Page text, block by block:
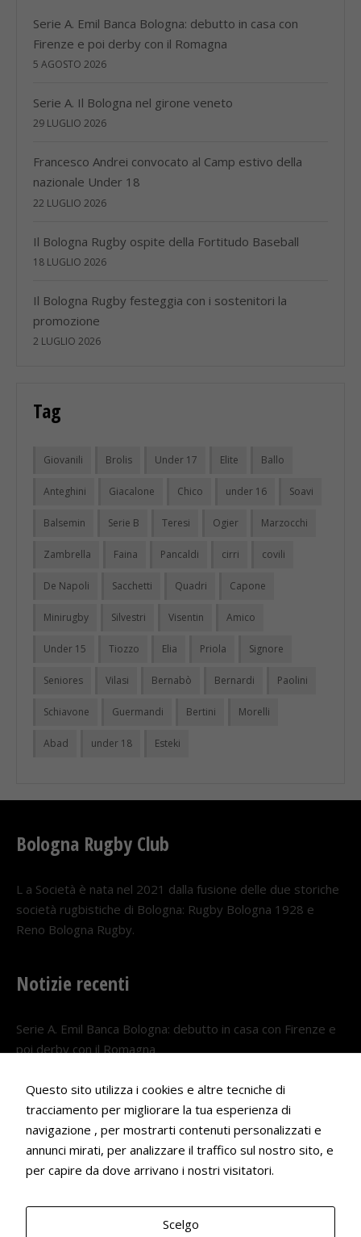
Serie A. Emil Banca Bologna: debutto in casa con
Firenze e poi derby con il Romagna
5 AGOSTO 2026
Serie A. Il Bologna nel girone veneto
29 LUGLIO 2026
Francesco Andrei convocato al Camp estivo della
nazionale Under 18
22 LUGLIO 2026
Il Bologna Rugby ospite della Fortitudo Baseball
18 LUGLIO 2026
Il Bologna Rugby festeggia con i sostenitori la
promozione
2 LUGLIO 2026
Tag
Giovanili Brolis Under 17 Elite Ballo
Anteghini Giacalone Chico under 16 Soavi
Balsemin Serie B Teresi Ogier Marzocchi
Zambrella Faina Pancaldi cirri covili
De Napoli Sacchetti Quadri Capone
Minirugby Silvestri Visentin Amico
Under 15 Tiozzo Elia Priola Signore
Seniores Vilasi Bernabò Bernardi Paolini
Schiavone Guermandi Bertini Morelli
Abad under 18 Esteki
Bologna Rugby Club
L a Società è nata nel 2021 dalla fusione delle due storiche
società rugbistiche di Bologna: Rugby Bologna 1928 e
Reno Bologna Rugby.
Notizie recenti
Serie A. Emil Banca Bologna: debutto in casa con Firenze e
poi derby con il Romagna
Serie A. Il Bologna nel girone veneto
29 LUGLIO 2026
Francesco Andrei convocato al Camp estivo della nazionale
22 LUGLIO 2026
Questo sito utilizza i cookies e altre tecniche di
tracciamento per migliorare la tua esperienza di
navigazione , per mostrarti contenuti personalizzati e
annunci mirati, per analizzare il traffico sul nostro sito, e
per capire da dove arrivano i nostri visitatori.
Scelgo